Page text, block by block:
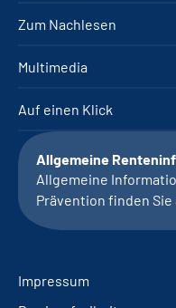
Zum Nachlesen
Multimedia
Auf einen Klick
Allgemeine
Allgemeine
Prävention finden
Impressum